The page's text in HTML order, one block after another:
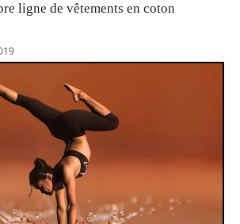
ligne de vêtements en coton